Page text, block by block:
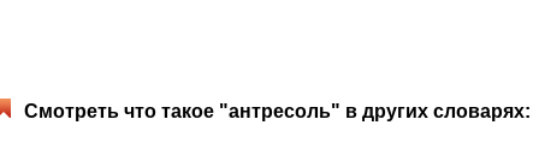
Смотреть что такое "антресоль" в других словарях: